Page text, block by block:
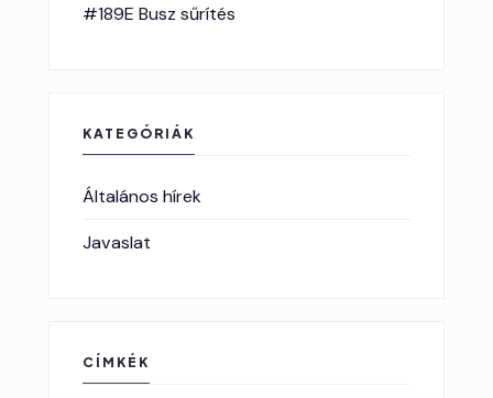
#189E Busz sűrítés
KATEGÓRIÁK
Általános hírek
Javaslat
CÍMKÉK